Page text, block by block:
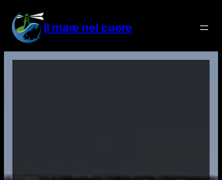
contenuto
Il mare nel cuore